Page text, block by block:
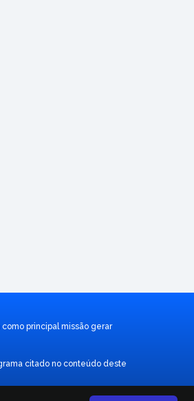
principal missão gerar
citado no conteúdo deste